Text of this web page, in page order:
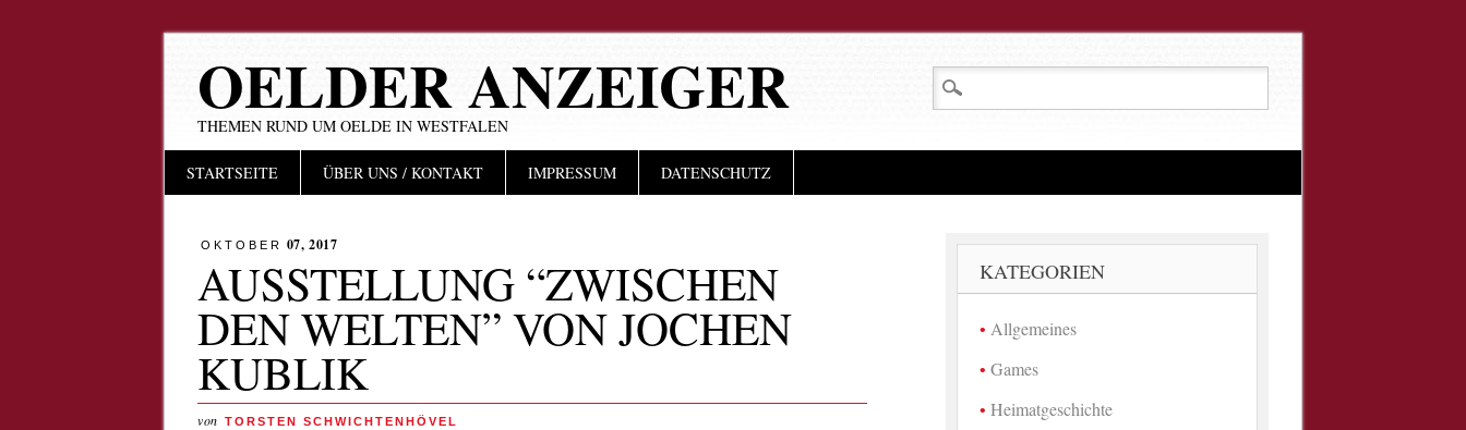
OELDER ANZEIGER
THEMEN RUND UM OELDE IN WESTFALEN
Hauptmenü
InhaltSTARTSEITE ÜBER UNS / KONTAKT IMPRESSUM DATENSCHUTZ
OKTOBER 07, 2017
AUSSTELLUNG “ZWISCHEN
DEN WELTEN” VON JOCHEN
KUBLIK
von TORSTEN SCHWICHTENHÖVEL
KATEGORIEN
Allgemeines
Games
Heimatgeschichte